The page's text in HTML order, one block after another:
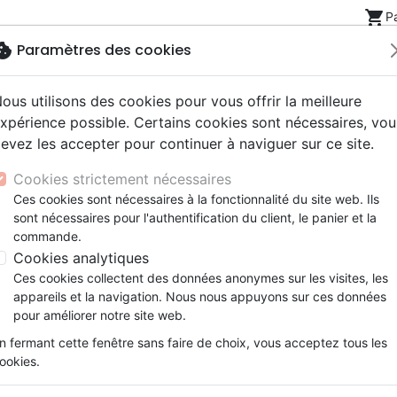
shopping_cart
NouveautésBibles
Segond 21
Segond
NEG
Livres
Famille, couple
Souffrance, Relation d'aide
Santé
eBooks
Couple
Méditations
Souffrance, Relation d'aide
Psychologie
Jeunesse
ans
Bibles jeunesse
Latino, Folk
Soul
Instrumental
Louange, Adoration
Hardrock, Métal
conférences
Documentaires, reportages
Accessoires de Bible
Papeterie
spirituelle Des racines et du zèle
Des racines et du zèle
Référence
Description Détails du produit
S’enraciner en Christ, c’est
qui surpasse tout ce qu’un être
Paramètres des cookies
utilisons des cookies pour vous offrir la meilleure
possible. Certains cookies sont nécessaires,
les accepter pour continuer à naviguer sur ce site.
Cookies strictement nécessaires
Ces cookies sont nécessaires à la fonctionnalité du site web. Ils
sont nécessaires pour l'authentification du client, le panier et la
commande.
Cookies analytiques
Ces cookies collectent des données anonymes sur les visites, les
appareils et la navigation. Nous nous appuyons sur ces données
pour améliorer notre site web.
fermant cette fenêtre sans faire de choix, vous acceptez tous les